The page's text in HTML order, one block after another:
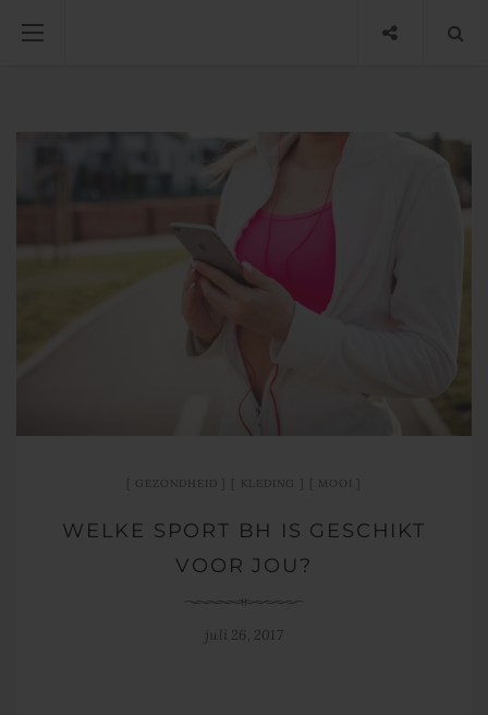
GEZONDHEID KLEDING MOOI
WELKE SPORT BH IS GESCHIKT
VOOR JOU?
juli 26, 2017